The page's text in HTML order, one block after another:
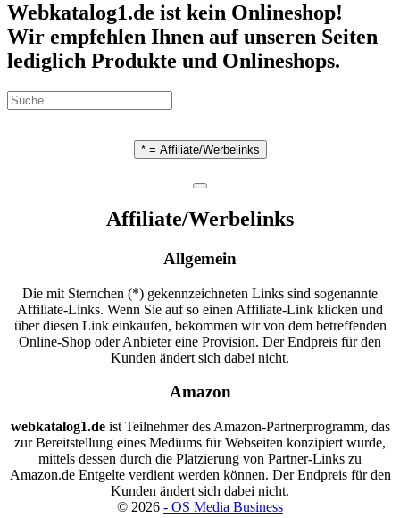
Webkatalog1.de ist kein Onlineshop!
Wir empfehlen Ihnen auf unseren Seiten
lediglich Produkte und Onlineshops.
* = Affiliate/Werbelinks
Affiliate/Werbelinks
Allgemein
Die mit Sternchen (*) gekennzeichneten Links sind sogenannte
Affiliate-Links. Wenn Sie auf so einen Affiliate-Link klicken und
über diesen Link einkaufen, bekommen wir von dem betreffenden
Online-Shop oder Anbieter eine Provision. Der Endpreis für den
Kunden ändert sich dabei nicht.
Amazon
webkatalog1.deist Teilnehmer des Amazon-Partnerprogramm, das
zur Bereitstellung eines Mediums für Webseiten konzipiert wurde,
mittels dessen durch die Platzierung von Partner-Links zu
Amazon.de Entgelte verdient werden können. Der Endpreis für den
Kunden ändert sich dabei nicht.
© 2026 - OS Media Business